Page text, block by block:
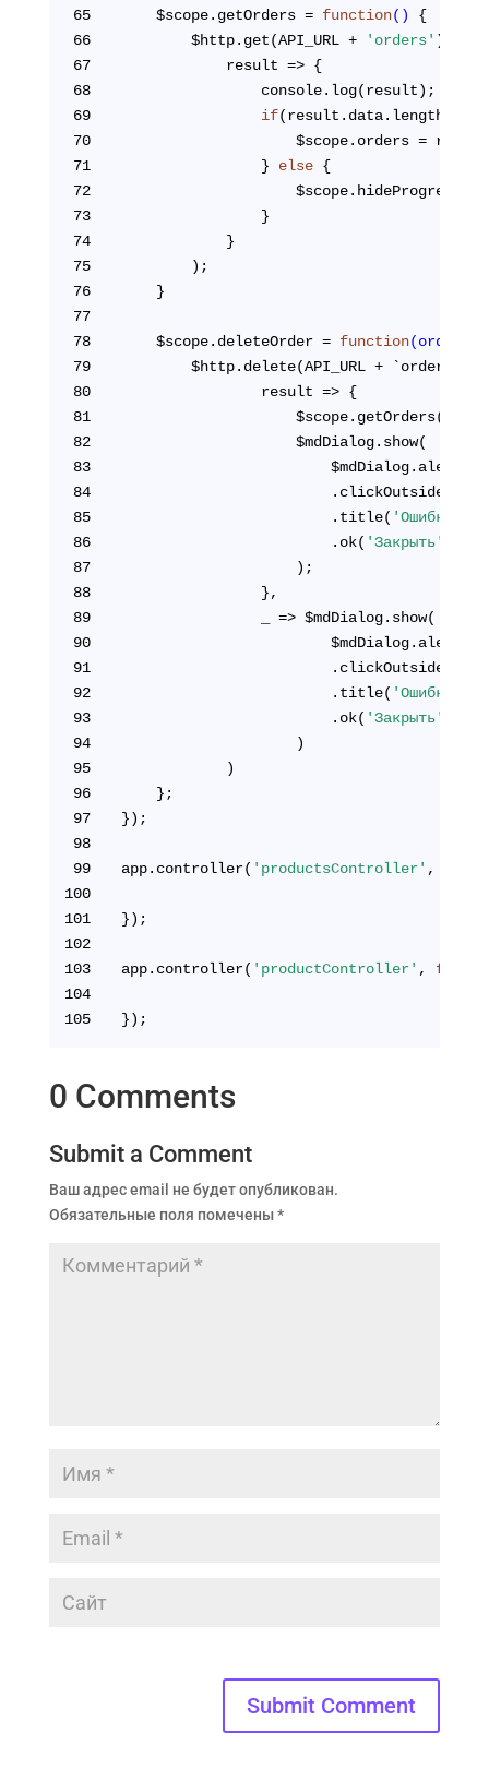
65
	$scope.getOrders =
function()
{
66
		$http.get(API_URL +
'orders'
67
			result => {
68
				console.log(result);
69
if(result.data.length) {
70
$scope.orders =
71
				}
else {
72
					$scope.hideProgress =
73
				}
74
			}
75
		);
76
	}
77
78
	$scope.deleteOrder =
function(orderId)
79
$http.delete(API_URL + `orders/
80
				result => {
81
					$scope.getOrders();
82
					$mdDialog.show(
83
						$mdDialog.alert()
84
85
						.title(
'Ошибка
86
						.ok(
'Закрыть'
87
					);
88
				},
89
				_ => $mdDialog.show(
90
						$mdDialog.alert()
91
92
						.title(
'Ошибка
93
						.ok(
'Закрыть'
94
					)
95
			)
96
	};
97
});
98
99
app.controller( 'productsController' ,
100
101
});
102
103
app.controller( 'productController' ,
104
105
});
0 Comments
Submit a Comment
Ваш адрес email не будет опубликован.
Обязательные поля помечены*
Submit Comment